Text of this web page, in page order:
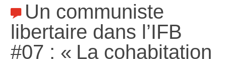
Un communiste
libertaire dans l’IFB
#07 : « La cohabitation